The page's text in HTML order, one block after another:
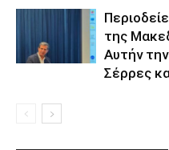
της
Αυτήν
Σέρρες